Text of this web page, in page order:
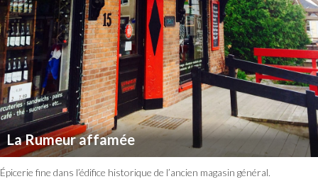
La Rumeur affamée
Épicerie fine dans l’édifice historique de l’ancien magasin général.